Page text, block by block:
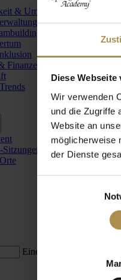
Diese
Wir verwenden
und die Zugriffe
Website an
möglicherweise
der Dienste
& Umwelt
Finanzen
Einen Suchbegriff